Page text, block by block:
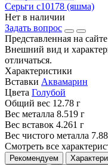
Серьги с10178 (яшма)
Нет в наличии
Задать вопрос
Представленная на
Внешний вид и
отличаться.
Характеристики
Вставки Аквамарин
Цвета Голубой
Общий вес 12.78 г
Вес металла 8.519 г
Вес вставок 4.261 г
Вес чистого металла
Смотреть все
Рекомендуем